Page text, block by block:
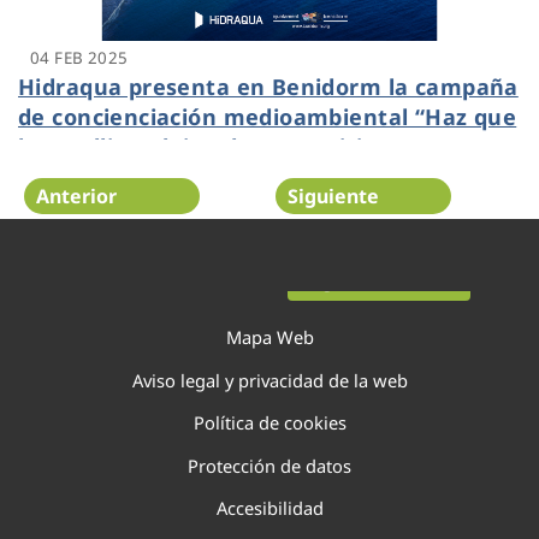
04 FEB 2025
Hidraqua presenta en Benidorm la campaña
de concienciación medioambiental “Haz que
las toallitas dejen de ser noticia”
Anterior Siguiente
Mapa Web
Aviso legal y privacidad de la web
Política de cookies
Protección de datos
Accesibilidad